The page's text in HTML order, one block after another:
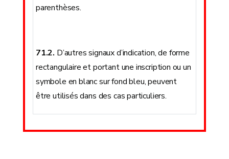
parenthèses.
71.2. D’autres signaux d’indication, de forme
rectangulaire et portant une inscription ou un
symbole en blanc sur fond bleu, peuvent
être utilisés dans des cas particuliers.